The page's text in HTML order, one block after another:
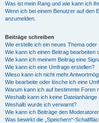
Was ist mein Rang und wie kann ich
Wenn ich bei einem Benutzer auf den
anzumelden.
Beiträge schreiben
Wie erstelle ich ein neues Thema oder
Wie kann ich einen Beitrag bearbeiten
Wie kann ich meinem Beitrag eine
Wie kann ich eine Umfrage erstellen?
Wieso kann ich nicht mehr
Wie bearbeite oder lösche ich eine
Warum kann ich auf bestimmte Foren
Weshalb kann ich keine Dateianhänge
Weshalb wurde ich verwarnt?
Wie kann ich Beiträge den
Was bewirkt die „Speichern“-